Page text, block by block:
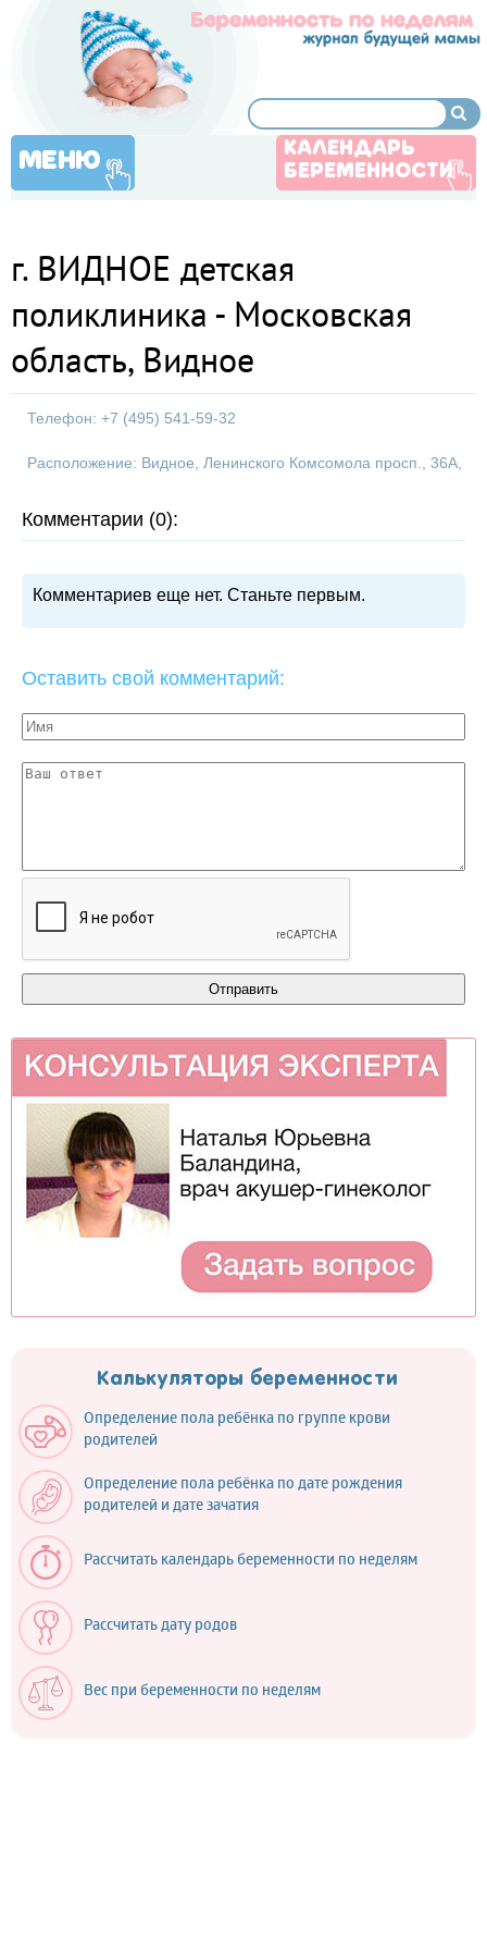
МЕНЮ
КАЛЕНДАРЬ
БЕРЕМЕННОСТИ
г. ВИДНОЕ детская
поликлиника - Московская
область, Видное
Телефон: +7 (495) 541-59-32
Расположение: Видное, Ленинского Комсомола просп., 36А,
Комментарии (0):
Комментариев еще нет. Станьте первым.
Оставить свой комментарий:
Калькуляторы беременности
Определение пола ребёнка по группе крови
родителей
Определение пола ребёнка по дате рождения
родителей и дате зачатия
Рассчитать календарь беременности по неделям
Рассчитать дату родов
Вес при беременности по неделям